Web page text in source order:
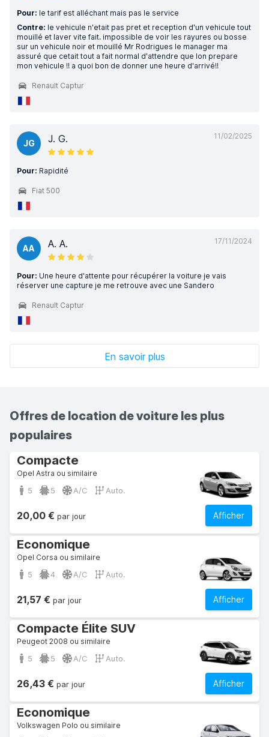
Pour: le tarif est alléchant mais pas le service
Contre: le vehicule n'etait pas pret et reception d'un vehicule tout
mouillé et laver vite fait. impossible de voir les rayures ou bosse
sur un vehicule noir et mouillé Mr Rodrigues le manager ma
assuré que cetait tout a fait normal d'attendre que lon prepare
mon vehicule !! a quoi bon de donner une heure d'arrivé!!
Renault Captur
11/02/2025
JG J. G.
Pour: Rapidité
Fiat 500
17/11/2024
AA A. A.
Pour: Une heure d'attente pour récupérer la voiture je vais
réserver une capture je me retrouve avec une Sandero
Renault Captur
En savoir plus
Offres de location de voiture les plus
populaires
Compacte
Opel Astra ou similaire
5 5 A/C Auto.
Afficher
20,00 € par jour
Economique
Opel Corsa ou similaire
5 4 A/C Auto.
Afficher
21,57 € par jour
Compacte Élite SUV
Peugeot 2008 ou similaire
5 5 A/C Auto.
Afficher
26,43 € par jour
Economique
Volkswagen Polo ou similaire